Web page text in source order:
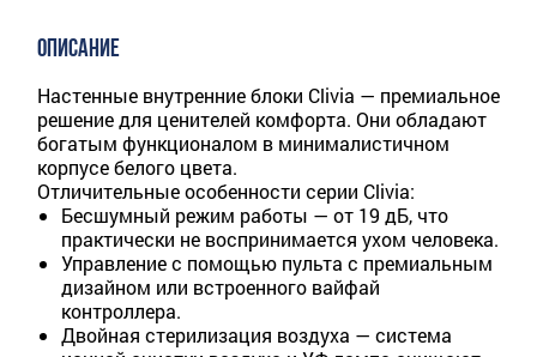
ОПИСАНИЕ
Настенные внутренние блоки Clivia — премиальное
решение для ценителей комфорта. Они обладают
богатым функционалом в минималистичном
корпусе белого цвета.
Отличительные особенности серии Clivia:
Бесшумный режим работы — от 19 дБ, что
практически не воспринимается ухом человека.
Управление с помощью пульта с премиальным
дизайном или встроенного вайфай
контроллера.
Двойная стерилизация воздуха — система